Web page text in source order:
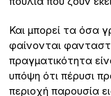
Και μπορεί τα όσα
φαίνονται
πραγματικότητα
υπόψη ότι πέρυσι
περιοχή παρουσία